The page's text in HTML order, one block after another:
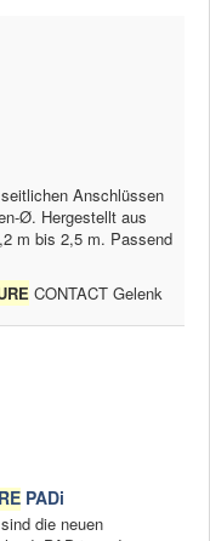
Anschlüssen
Ø. Hergestellt aus
m bis 2,5 m. Passend
CONTACT Gelenk
PADi
die neuen